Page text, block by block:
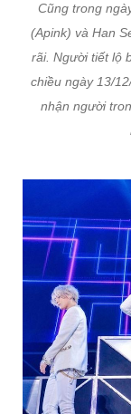
Cũng trong
(Apink) và Han
rãi. Người tiết lộ
chiều ngày 13/
nhận người